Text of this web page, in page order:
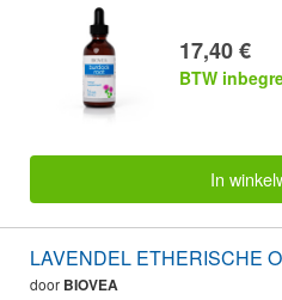
17,40 €
BTW
In
LAVENDEL ETHERISCHE
door BIOVEA